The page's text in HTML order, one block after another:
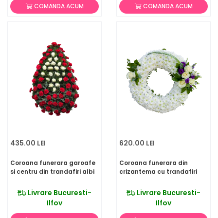
COMANDA ACUM COMANDA ACUM
435.00 LEI
Coroana funerara garoafe
si centru din trandafiri albi
Livrare Bucuresti-
Ilfov
620.00 LEI
Coroana funerara din
crizantema cu trandafiri
Livrare Bucuresti-
Ilfov